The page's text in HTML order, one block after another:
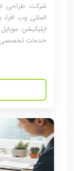
شرکت طراحی
المللی وب
اپلیکیشن
خدمات تخصصی